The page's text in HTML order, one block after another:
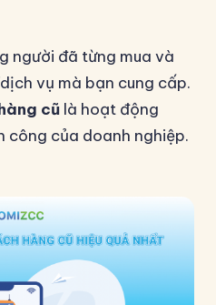
người đã từng mua và
vụ mà bạn cung cấp.
cũ là hoạt động
công của doanh nghiệp.